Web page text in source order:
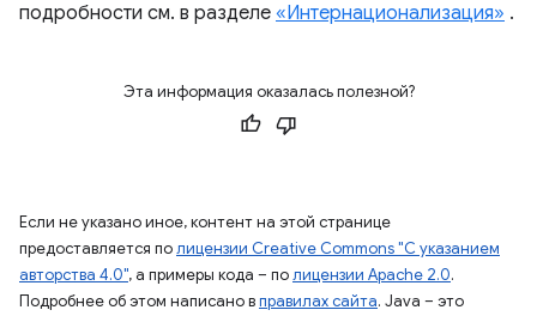
подробности см. в разделе «Интернационализация» .
Эта информация оказалась полезной?
Если не указано иное, контент на этой странице
предоставляется полицензии Creative Commons "С указанием
авторства 4.0", а примеры кода – полицензии Apache 2.0.
Подробнее об этом написано вправилах сайта. Java – это